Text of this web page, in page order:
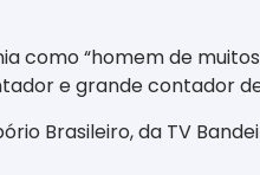
como “homem de
e grande contador
Brasileiro, da TV